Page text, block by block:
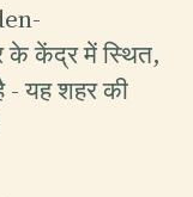
केंद्र में स्थित,
- यह शहर की